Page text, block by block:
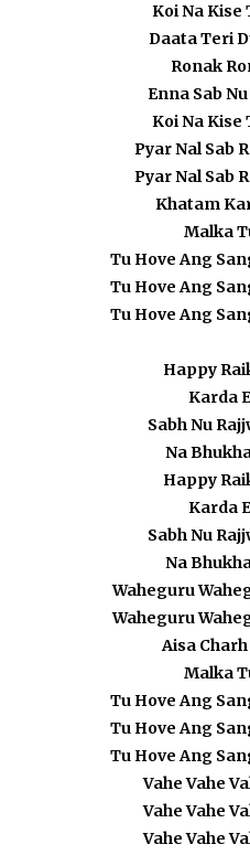
Koi Na Kise
Daata Teri
Ronak
Enna Sab
Koi Na Kise
Pyar Nal Sab
Pyar Nal Sab
Khatam
Malka
Tu Hove Ang
Tu Hove Ang
Tu Hove Ang
Happy
Karda
Sabh Nu
Na
Happy
Karda
Sabh Nu
Na
Waheguru
Waheguru
Aisa
Malka
Tu Hove Ang
Tu Hove Ang
Tu Hove Ang
Vahe Vahe
Vahe Vahe
Vahe Vahe